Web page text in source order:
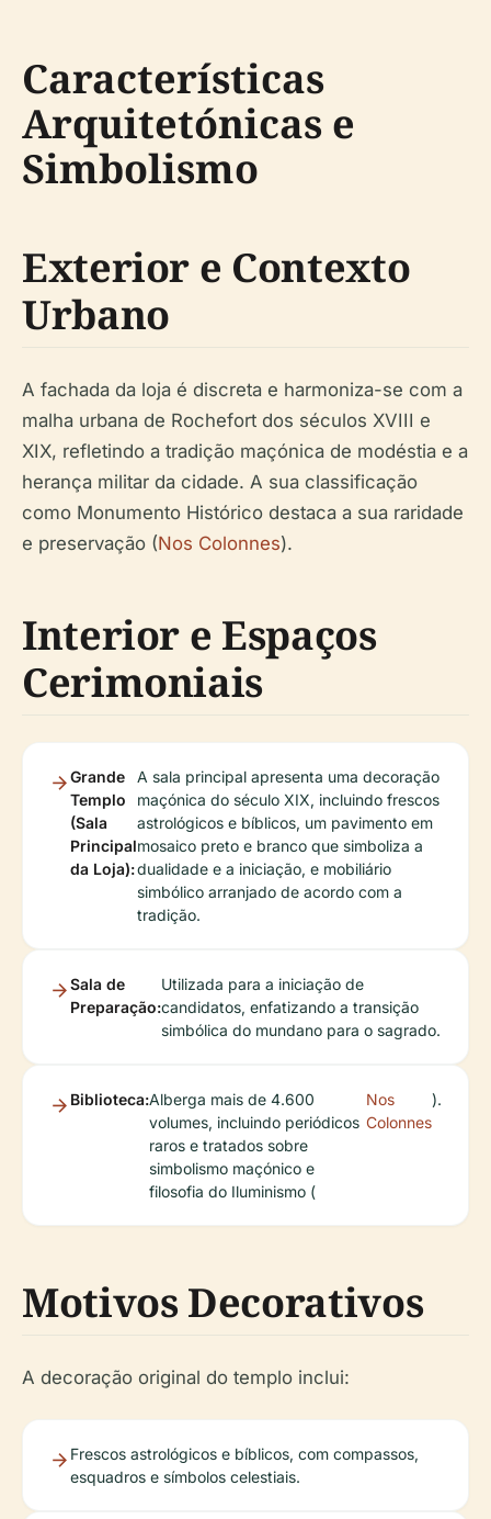
Características
Arquitetónicas e
Simbolismo
Exterior e Contexto
Urbano
A fachada da loja é discreta e harmoniza-se com a
malha urbana de Rochefort dos séculos XVIII e
XIX, refletindo a tradição maçónica de modéstia e a
herança militar da cidade. A sua classificação
como Monumento Histórico destaca a sua raridade
e preservação (Nos Colonnes).
Interior e Espaços
Cerimoniais
Grande
Templo
(Sala
Principal
da Loja):
A sala principal apresenta uma decoração
maçónica do século XIX, incluindo frescos
astrológicos e bíblicos, um pavimento em
mosaico preto e branco que simboliza a
dualidade e a iniciação, e mobiliário
simbólico arranjado de acordo com a
tradição.
Sala de
Preparação:
Utilizada para a iniciação de
candidatos, enfatizando a transição
simbólica do mundano para o sagrado.
Biblioteca:Alberga mais de 4.600
volumes, incluindo periódicos
raros e tratados sobre
simbolismo maçónico e
filosofia do Iluminismo (
Nos
Colonnes
).
Motivos Decorativos
A decoração original do templo inclui:
Frescos astrológicos e bíblicos, com compassos,
esquadros e símbolos celestiais.